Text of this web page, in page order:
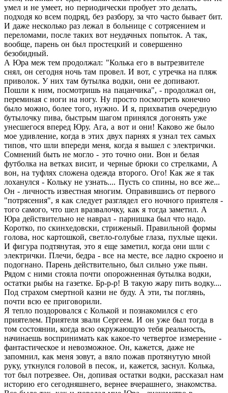
умел и не умеет, но периодически пробует это делать,
подходя ко всем подряд, без разбору, за что часто бывает бит.
И даже несколько раз лежал в больнице с сотрясением и
переломами, после таких вот неудачных попыток. А так,
вообще, парень он был простецкий и совершенно
безобидный.
А Юра меж тем продолжал: "Колька его в вытрезвителе
снял, он сегодня ночь там провел. И вот, с утречка на пляж
приволок. У них там бутылка водки, они ее допивают.
Пошли к ним, посмотришь на пацанчика", - продолжал он,
переминая с ноги на ногу. Ну просто посмотреть конечно
было можно, более того, нужно. И я, прихватив очередную
бутылочку пива, быстрым шагом принялся догонять уже
унесшегося вперед Юру. Ага, а вот и они! Каково же было
мое удивление, когда в этих двух парнях я узнал тех самых
типов, что шли впереди меня, когда я вышел с электрички.
Сомнений быть не могло - это точно они. Вон и белая
футболка на ветках висит, и черные брюки со стрелками, А
вон, на туфлях сложена одежда второго. Ого! Как же я так
лоханулся - Кольку не узнать.... Пусть со спины, но все же...
Он - личность известная многим. Оправившись от первого
"потрясения", я как следует разглядел его ночного приятеля -
того самого, что шел вразвалочку, как я тогда заметил. А
Юра действительно не наврал - парнишка был что надо.
Коротко, по скинхедовски, стриженый. Правильной формы
голова, нос картошкой, светло-голубые глаза, пухлые щеки.
И фигура подтянутая, это я еще заметил, когда они шли с
электрички. Плечи, бедра - все на месте, все ладно скроено и
подогнано. Парень действительно, был сильно уже пьян.
Рядом с ними стояла почти опорожненная бутылка водки,
остатки рыбы на газетке. Бр-р-р! В такую жару пить водку....
Под страхом смертной казни не буду. А эти, ты поглянь,
почти всю ее приговорили.
Я тепло поздоровался с Колькой и познакомился с его
приятелем. Приятеля звали Сергеем. И он уже был тогда в
том состоянии, когда всю окружающую тебя реальность,
начинаешь воспринимать как какое-то четвертое измерение -
фантастическое и невозможное. Он, кажется, даже не
запомнил, как меня зовут, а вяло пожав протянутую мной
руку, уткнулся головой в песок, и, кажется, заснул. Колька,
тот был потрезвее. Он, допивая остатки водки, рассказал нам
историю его сегодняшнего, вернее вчерашнего, знакомства.